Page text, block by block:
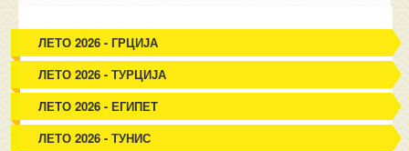
ЛЕТО 2026 - ГРЦИЈА
ЛЕТО 2026 - ТУРЦИЈА
ЛЕТО 2026 - ЕГИПЕТ
ЛЕТО 2026 - ТУНИС